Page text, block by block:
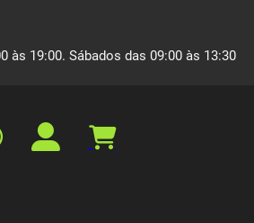
às 19:00. Sábados das 09:00 às 13:30